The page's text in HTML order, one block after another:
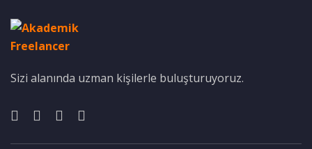
Sizi alanında uzman kişilerle buluşturuyoruz.